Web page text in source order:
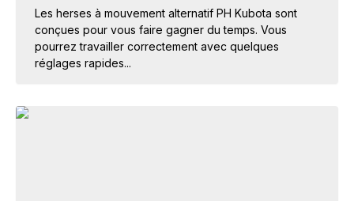
Les herses à mouvement alternatif PH Kubota sont
conçues pour vous faire gagner du temps. Vous
pourrez travailler correctement avec quelques
réglages rapides...